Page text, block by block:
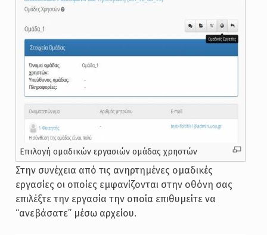
Επιλογή ομαδικών εργασιών ομάδας χρηστών
Στην συνέχεια από τις ανηρτημένες ομαδικές
εργασίες οι οποίες εμφανίζονται στην οθόνη σας
επιλέξτε την εργασία την οποία επιθυμείτε να
“ανεβάσατε” μέσω αρχείου.